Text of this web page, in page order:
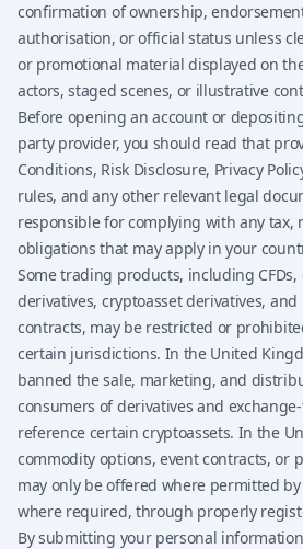
confirmation of ownership,
authorisation, or official status unless
or promotional material displayed on
actors, staged scenes, or illustrative
Before opening an account or
party provider, you should read that
Conditions, Risk Disclosure, Privacy
rules, and any other relevant legal
responsible for complying with any tax,
obligations that may apply in your
Some trading products, including
derivatives, cryptoasset derivatives,
contracts, may be restricted or
certain jurisdictions. In the United
banned the sale, marketing, and
consumers of derivatives and
reference certain cryptoassets. In the
commodity options, event contracts, or
may only be offered where permitted
where required, through properly
By submitting your personal